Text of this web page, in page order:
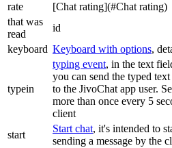
rate
[Chat rating](#Chat rating)
that was
read
id
keyboard Keyboard with options,
typein
typing event, in the text
you can send the typed
to the JivoChat app user.
more than once every 5
client
start
Start chat, it's intended to
sending a message by the